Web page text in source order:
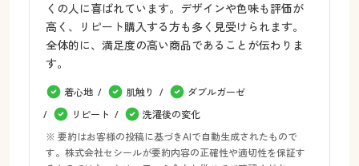
くの人に喜ばれています。デザインや色味も評価が
高く、リピート購入する方も多く見受けられます。
全体的に、満足度の高い商品であることが伝わりま
す。
着心地 肌触り
ダブルガーゼ
リピート
洗濯後の変化
※ 要約はお客様の投稿に基づきAIで自動生成されたもので
す。株式会社セシールが要約内容の正確性や適切性を保証す